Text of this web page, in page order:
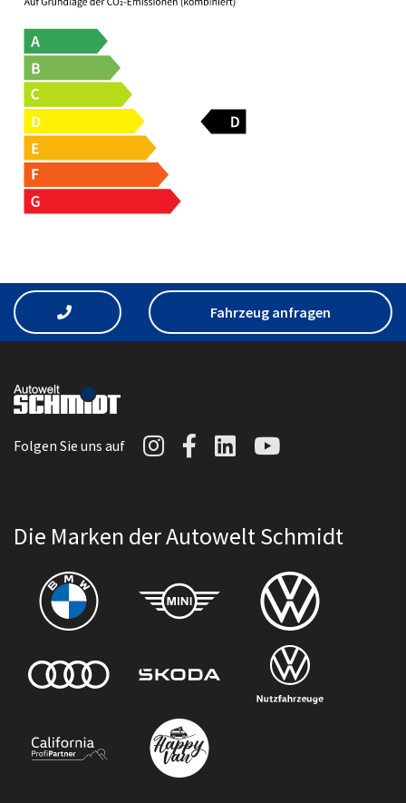
Fahrzeug anfragen
Folgen Sie uns auf Autowelt Schmidt auf
Autowelt Schmidt
AutoweltAutowelt
Die Marken der Autowelt Schmidt